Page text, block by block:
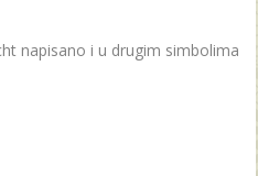
napisano i u drugim simbolima